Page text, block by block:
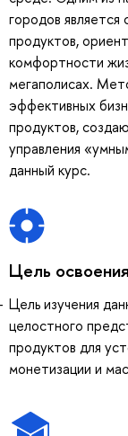
городов является
продуктов,
комфортности
мегаполисах.
эффективных
продуктов,
управления
данный курс.
Цель
Цель изучения
целостного
продуктов для
монетизации и